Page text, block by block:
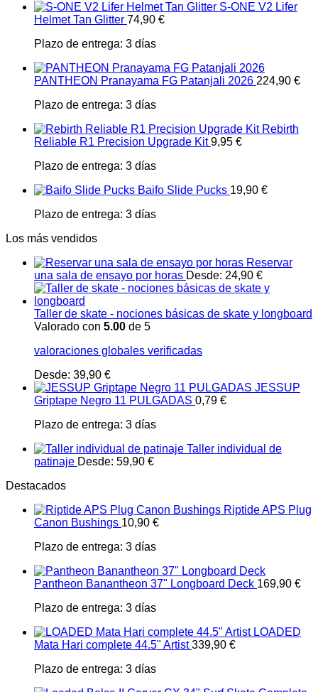
S-ONE V2 Lifer
Helmet Tan Glitter 74,90 €
Plazo de entrega: 3 días
PANTHEON Pranayama FG Patanjali 2026 224,90 €
Plazo de entrega: 3 días
Rebirth
Reliable R1 Precision Upgrade Kit 9,95 €
Plazo de entrega: 3 días
Baifo Slide Pucks 19,90 €
Plazo de entrega: 3 días
Los más vendidos
Reservar
una sala de ensayo por horas Desde: 24,90 €
Taller de skate - nociones básicas de skate y longboard
Valorado con 5.00 de 5
valoraciones globales verificadas
Desde: 39,90 €
JESSUP
Griptape Negro 11 PULGADAS 0,79 €
Plazo de entrega: 3 días
Taller individual de
patinaje Desde: 59,90 €
Destacados
Riptide APS Plug
Canon Bushings 10,90 €
Plazo de entrega: 3 días
Pantheon Banantheon 37" Longboard Deck 169,90 €
Plazo de entrega: 3 días
LOADED
Mata Hari complete 44.5" Artist 339,90 €
Plazo de entrega: 3 días